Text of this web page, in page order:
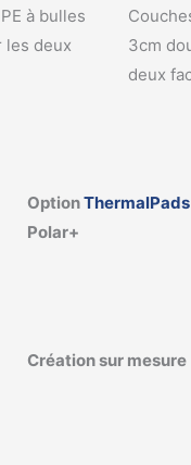
à bulles
les deux
3cm
deux
OptionThermalPads
Polar+
Création sur mesure